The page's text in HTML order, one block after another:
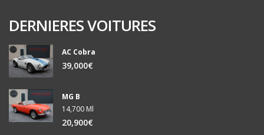
DERNIERES VOITURES
AC Cobra
39,000€
MG B
14,700 Ml
20,900€